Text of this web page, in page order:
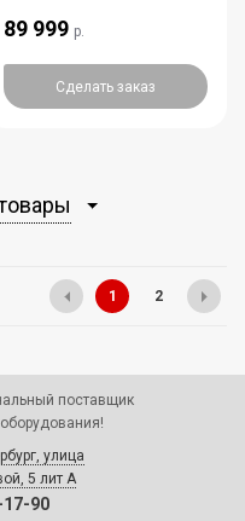
89 999 р.
Сделать заказ
1 2
поставщик
улица
5 лит А
17-90